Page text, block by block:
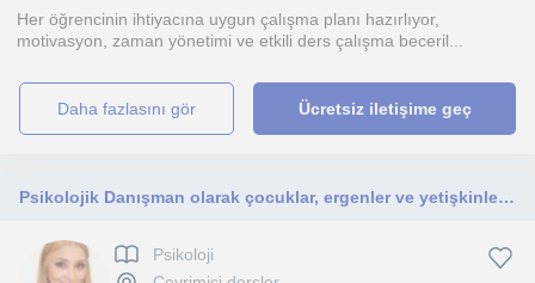
Her öğrencinin ihtiyacına uygun çalışma planı hazırlıyor,
motivasyon, zaman yönetimi ve etkili ders çalışma beceril...
daha fazlasını gör Ücretsiz iletişime geç
Psikolojik Danışman olarak çocuklar, ergenler ve yetişkinlerle bireysel danışmanlık süreci yürütüyorum
Psikoloji